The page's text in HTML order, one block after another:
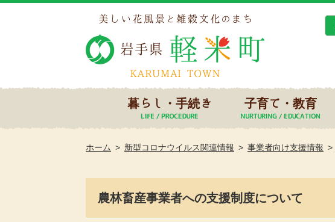
暮らし・手続き 子育て・教育
ホーム 新型コロナウイルス関連情報 事業者向け支援情報
農林畜産事業者への支援制度について